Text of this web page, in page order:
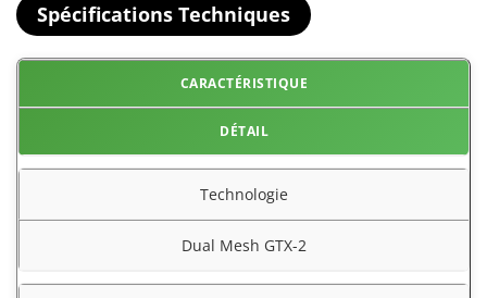
Spécifications Techniques
CARACTÉRISTIQUE
DÉTAIL
Technologie
Dual Mesh GTX-2